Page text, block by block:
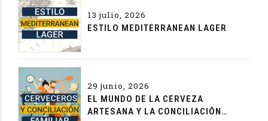
13 julio, 2026
ESTILO MEDITERRANEAN LAGER
29 junio, 2026
EL MUNDO DE LA CERVEZA
ARTESANA Y LA CONCILIACIÓN